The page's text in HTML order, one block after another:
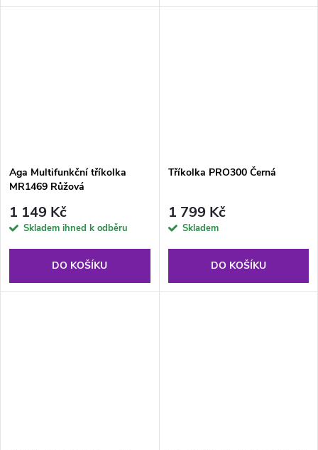
Aga Multifunkční tříkolka
MR1469 Růžová
1 149 Kč
Skladem ihned k odběru
DO KOŠÍKU
Tříkolka PRO300 Černá
1 799 Kč
Skladem
DO KOŠÍKU